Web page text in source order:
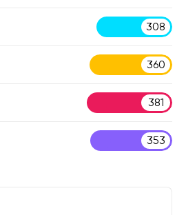
308
360
381
353